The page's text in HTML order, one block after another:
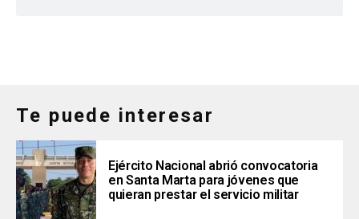
Te puede interesar
Ejército Nacional abrió convocatoria
en Santa Marta para jóvenes que
quieran prestar el servicio militar